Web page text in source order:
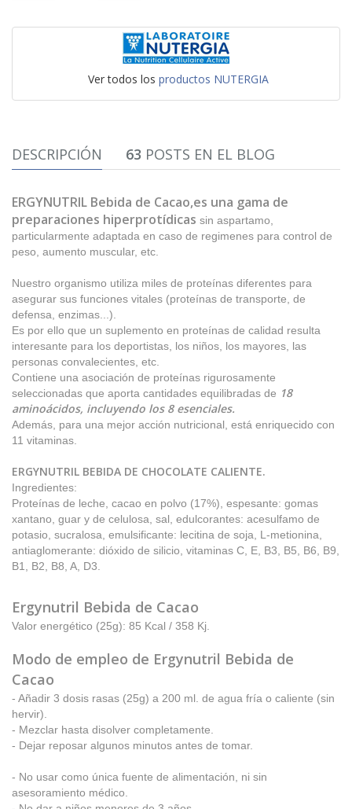
Ver todos los productos NUTERGIA
DESCRIPCIÓN 63 POSTS EN EL BLOG
ERGYNUTRIL Bebida de Cacao,es una gama de
preparaciones hiperprotídicas sin aspartamo,
particularmente adaptada en caso de regimenes para control de
peso, aumento muscular, etc.
Nuestro organismo utiliza miles de proteínas diferentes para
asegurar sus funciones vitales (proteínas de transporte, de
defensa, enzimas...).
Es por ello que un suplemento en proteínas de calidad resulta
interesante para los deportistas, los niños, los mayores, las
personas convalecientes, etc.
Contiene una asociación de proteínas rigurosamente
seleccionadas que aporta cantidades equilibradas de 18
aminoácidos, incluyendo los 8 esenciales.
Además, para una mejor acción nutricional, está enriquecido con
11 vitaminas.
ERGYNUTRIL BEBIDA DE CHOCOLATE CALIENTE.
Ingredientes:
Proteínas de leche, cacao en polvo (17%), espesante: gomas
xantano, guar y de celulosa, sal, edulcorantes: acesulfamo de
potasio, sucralosa, emulsificante: lecitina de soja, L-metionina,
antiaglomerante: dióxido de silicio, vitaminas C, E, B3, B5, B6, B9,
B1, B2, B8, A, D3.
Ergynutril Bebida de Cacao
Valor energético (25g): 85 Kcal / 358 Kj.
Modo de empleo de Ergynutril Bebida de
Cacao
- Añadir 3 dosis rasas (25g) a 200 ml. de agua fría o caliente (sin
hervir).
- Mezclar hasta disolver completamente.
- Dejar reposar algunos minutos antes de tomar.
- No usar como única fuente de alimentación, ni sin
asesoramiento médico.